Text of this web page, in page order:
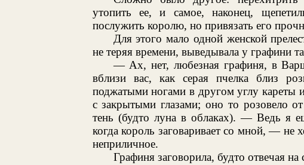
утопить ее, и самое, наконец,
послужить королю, но привязать его
Для этого мало одной женской
не теряя времени, выведывала у графини
— Ах, нет, любезная графиня, в
вблизи вас, как серая пчелка близ
поджатыми ногами в другом углу кареты
с закрытыми глазами; оно то розовело
тень (будто луна в облаках). — Ведь я
когда король заговаривает со мной, — не
неприличное.
Графиня заговорила, будто отвечая